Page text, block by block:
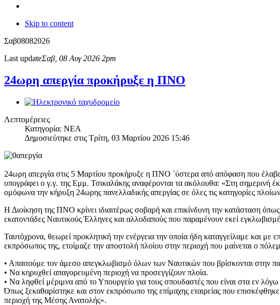
Skip to content
Σαβ08082026
Last updateΣαβ, 08 Αυγ 2026 2pm
24ωρη απεργία προκήρυξε η ΠΝΟ
Λεπτομέρειες
Κατηγορία: ΝΕΑ
Δημοσιεύτηκε στις Τρίτη, 03 Μαρτίου 2026 15:46
24ωρη απεργία στις 5 Μαρτίου προκήρυξε η ΠΝΟ ΄ύστερα από απόφαση που
υπογράφει ο γ.γ. της Εμμ. Τσικαλάκης αναφέρονται τα ακόλουθα: «Στη
ομόφωνα την κήρυξη 24ωρης πανελλαδικής απεργίας σε όλες τις κατηγορίες
Η Διοίκηση της ΠΝΟ κρίνει ιδιαιτέρως σοβαρή και επικίνδυνη την κατάσταση
εκατοντάδες Ναυτικούς Έλληνες και αλλοδαπούς που παραμένουν εκεί
Ταυτόχρονα, θεωρεί προκλητική την ενέργεια την οποία ήδη καταγγείλαμε και
εκπρόσωπος της, ετοίμαζε την αποστολή πλοίου στην περιοχή που μαίνεται ο
• Απαιτούμε τον άμεσο απεγκλωβισμό όλων των Ναυτικών που βρίσκονται στην
• Να κηρυχθεί απαγορευμένη περιοχή να προσεγγίζουν πλοία.
• Να ληφθεί μέριμνα από το Υπουργείο για τους σπουδαστές που είναι στα εν
Όπως ξεκαθαρίστηκε και στον εκπρόσωπο της επίμαχης εταιρείας που
περιοχή της Μέσης Ανατολής».